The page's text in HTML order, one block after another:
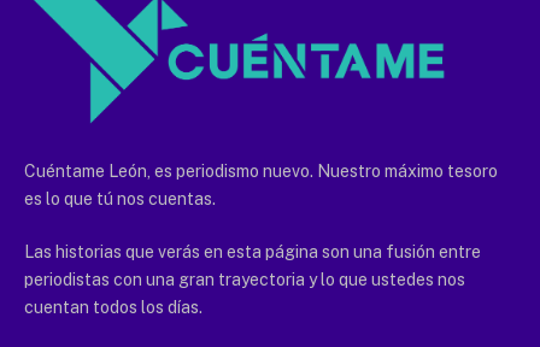
Cuéntame León, es periodismo nuevo. Nuestro máximo tesoro
es lo que tú nos cuentas.
Las historias que verás en esta página son una fusión entre
periodistas con una gran trayectoria y lo que ustedes nos
cuentan todos los días.